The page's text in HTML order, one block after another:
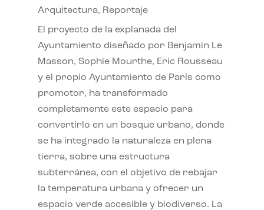
Arquitectura, Reportaje
El proyecto de la explanada del
Ayuntamiento diseñado por Benjamin Le
Masson, Sophie Mourthe, Eric Rousseau
y el propio Ayuntamiento de París como
promotor, ha transformado
completamente este espacio para
convertirlo en un bosque urbano, donde
se ha integrado la naturaleza en plena
tierra, sobre una estructura
subterránea, con el objetivo de rebajar
la temperatura urbana y ofrecer un
espacio verde accesible y biodiverso. La